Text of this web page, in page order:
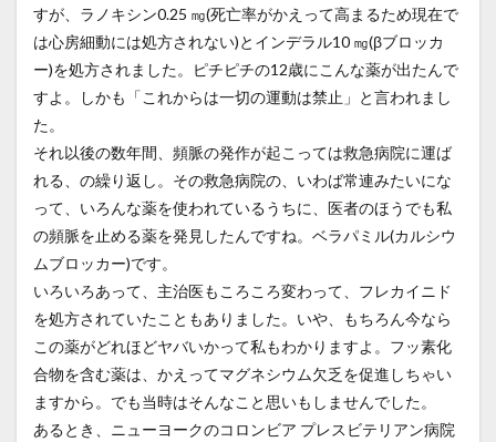
すが、ラノキシン0.25 ㎎(死亡率がかえって高まるため現在で
は心房細動には処方されない)とインデラル10 ㎎(βブロッカ
ー)を処方されました。ピチピチの12歳にこんな薬が出たんで
すよ。しかも「これからは一切の運動は禁止」と言われまし
た。
それ以後の数年間、頻脈の発作が起こっては救急病院に運ば
れる、の繰り返し。その救急病院の、いわば常連みたいにな
って、いろんな薬を使われているうちに、医者のほうでも私
の頻脈を止める薬を発見したんですね。ベラパミル(カルシウ
ムブロッカー)です。
いろいろあって、主治医もころころ変わって、フレカイニド
を処方されていたこともありました。いや、もちろん今なら
この薬がどれほどヤバいかって私もわかりますよ。フッ素化
合物を含む薬は、かえってマグネシウム欠乏を促進しちゃい
ますから。でも当時はそんなこと思いもしませんでした。
あるとき、ニューヨークのコロンビア プレスビテリアン病院